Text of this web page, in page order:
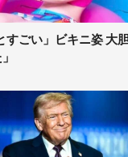
ごい」ビキニ姿 大